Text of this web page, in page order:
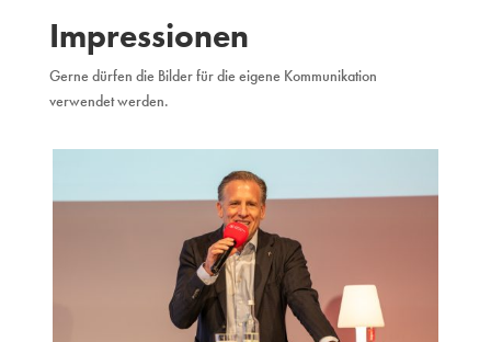
Impressionen
Gerne dürfen die Bilder für die eigene Kommunikation
verwendet werden.